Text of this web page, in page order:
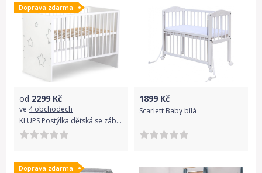
Doprava zdarma
od 2299 Kč
ve 4 obchodech
KLUPS Postýlka dětská se zábranou Tino bílá 120x60 cm
1899 Kč
Scarlett Baby bílá
Doprava zdarma